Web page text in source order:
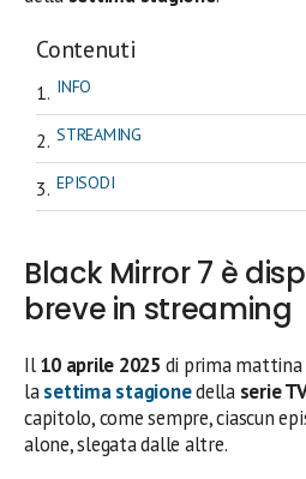
Contenuti
INFO
STREAMING
EPISODI
Black Mirror 7 è
breve in streaming
Il10 aprile 2025 di prima
lasettima stagionedellaserie
capitolo, come sempre, ciascun
alone, slegata dalle altre.